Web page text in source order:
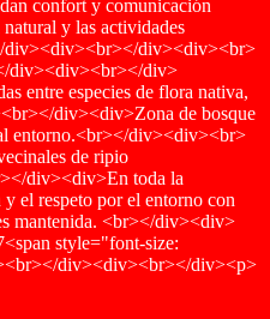
confort y comunicación
y las actividades
div><div><br></div><div><br>
div><div><br></div>
entre especies de flora nativa,
div><div>Zona de bosque
entorno.<br></div><div><br>
de ripio
div><div>En toda la
el respeto por el entorno con
mantenida. <br></div><div>
style="font-size:
div><div><br></div><p>